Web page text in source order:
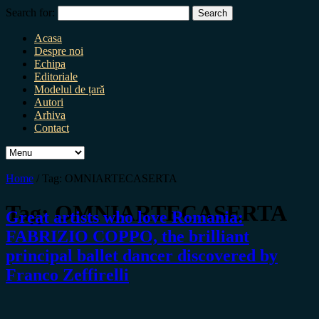
Search for:
Acasa
Despre noi
Echipa
Editoriale
Modelul de țară
Autori
Arhiva
Contact
Home / Tag: OMNIARTECASERTA
Tag:OMNIARTECASERTA
Great artists who love Romania:
FABRIZIO COPPO, the brilliant
principal ballet dancer discovered by
Franco Zeffirelli